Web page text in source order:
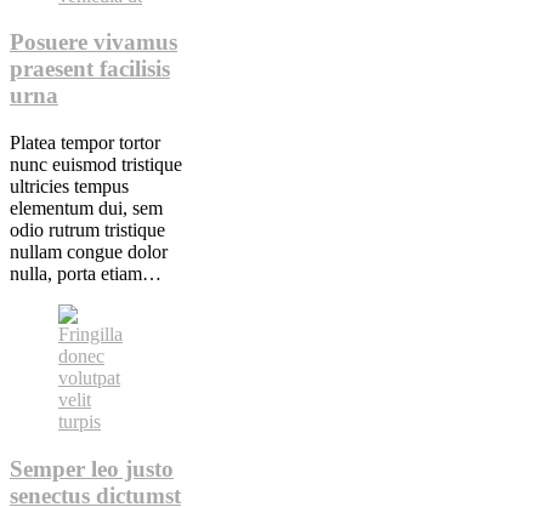
Posuere vivamus
praesent facilisis
urna
Platea tempor tortor
nunc euismod tristique
ultricies tempus
elementum dui, sem
odio rutrum tristique
nullam congue dolor
nulla, porta etiam…
Semper leo justo
senectus dictumst